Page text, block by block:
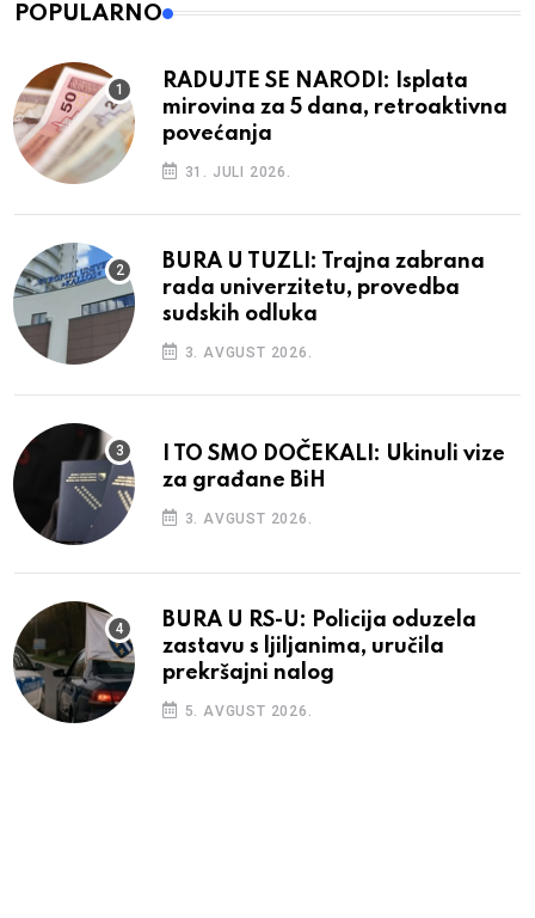
POPULARNO
RADUJTE SE NARODI: Isplata
mirovina za 5 dana, retroaktivna
povećanja
31. JULI 2026.
BURA U TUZLI: Trajna zabrana
rada univerzitetu, provedba
sudskih odluka
3. AVGUST 2026.
I TO SMO DOČEKALI: Ukinuli vize
za građane BiH
3. AVGUST 2026.
BURA U RS-U: Policija oduzela
zastavu s ljiljanima, uručila
prekršajni nalog
5. AVGUST 2026.